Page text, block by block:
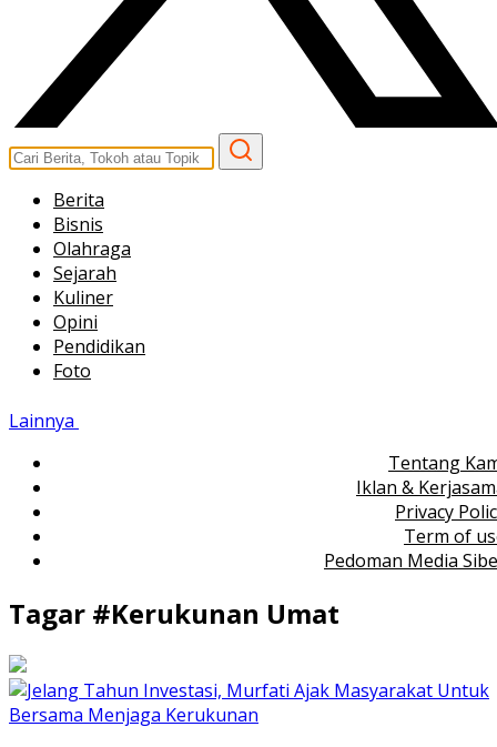
Berita
Bisnis
Olahraga
Sejarah
Kuliner
Opini
Pendidikan
Foto
Lainnya
Tentang
Iklan &
Privacy
Term of
Pedoman Media
Tagar #Kerukunan Umat